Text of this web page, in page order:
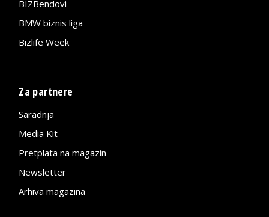
BIZBendovi
BMW biznis liga
Bizlife Week
Za partnere
Saradnja
Media Kit
Pretplata na magazin
Newsletter
Arhiva magazina